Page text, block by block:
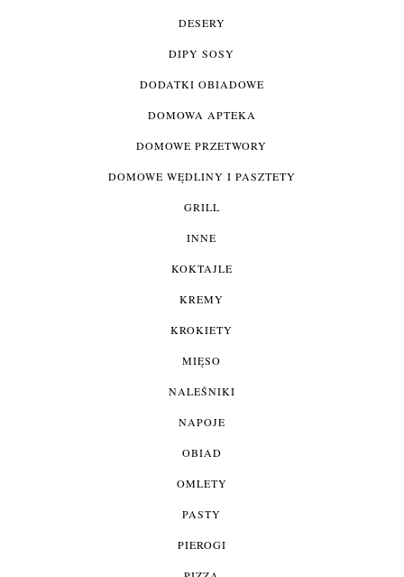
DESERY
DIPY SOSY
DODATKI OBIADOWE
DOMOWA APTEKA
DOMOWE PRZETWORY
DOMOWE WĘDLINY I PASZTETY
GRILL
INNE
KOKTAJLE
KREMY
KROKIETY
MIĘSO
NALEŚNIKI
NAPOJE
OBIAD
OMLETY
PASTY
PIEROGI